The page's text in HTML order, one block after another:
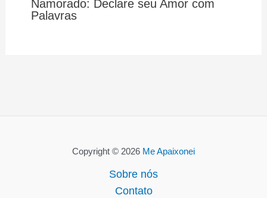
Namorado: Declare seu Amor com
Palavras
Copyright © 2026 Me Apaixonei
Sobre nós
Contato